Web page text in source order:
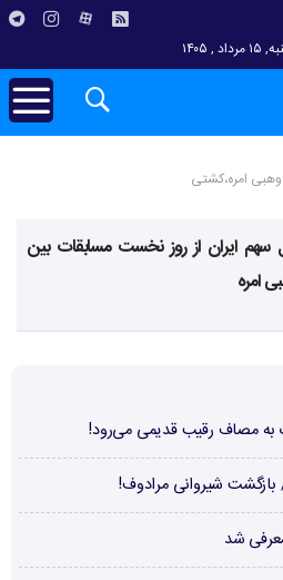
, ۱۴۰۵
امره،کشتی
سهم ایران از روز نخست مسابقات بین
امره
مصاف رقیب قدیمی می‌رود!
شیروانی مرادوف!
شد